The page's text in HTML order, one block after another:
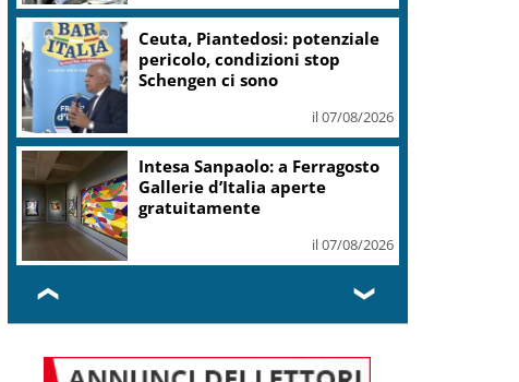
Time in Jazz al via: Amii
Stewart, Diodato e i 100 anni
di Miles Davis
il 07/08/2026
Palazzo Chigi: l’Italia non
accetta imposizioni sulle
frontiere
il 07/08/2026
❮ ❯